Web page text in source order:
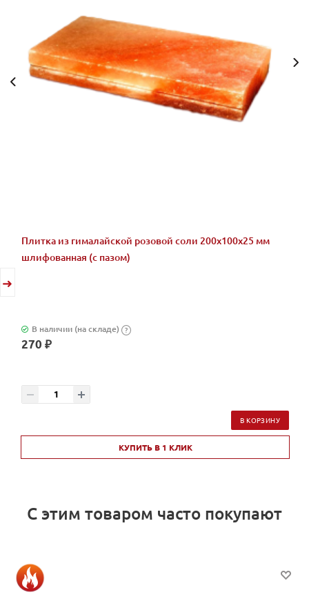
Плитка из гималайской розовой соли 200x100x25 мм
шлифованная (с пазом)
В наличии (на складе) ?
270 ₽
В КОРЗИНУ
КУПИТЬ В 1 КЛИК
С этим товаром часто покупают